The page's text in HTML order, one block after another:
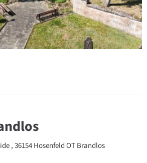
, 36154 Hosenfeld OT Brandlos